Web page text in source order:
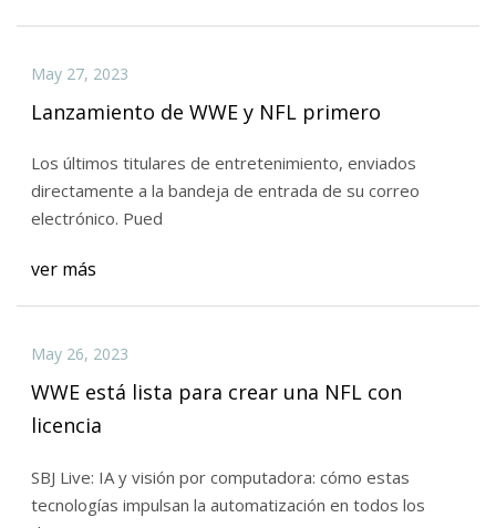
May 27, 2023
Lanzamiento de WWE y NFL primero
Los últimos titulares de entretenimiento, enviados
directamente a la bandeja de entrada de su correo
electrónico. Pued
ver más
May 26, 2023
WWE está lista para crear una NFL con
licencia
SBJ Live: IA y visión por computadora: cómo estas
tecnologías impulsan la automatización en todos los